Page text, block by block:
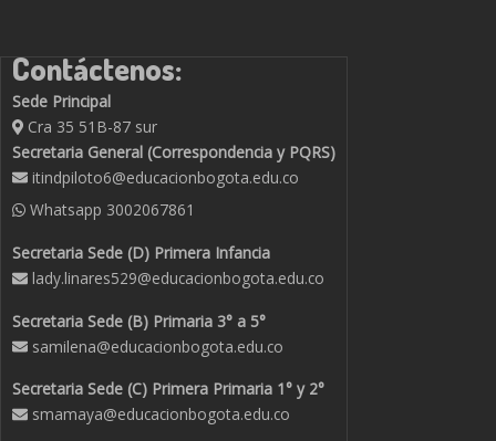
Contáctenos:
Sede Principal
Cra 35 51B-87 sur
Secretaria General (Correspondencia y PQRS)
itindpiloto6@educacionbogota.edu.co
Whatsapp 3002067861
Secretaria Sede (D) Primera Infancia
lady.linares529@educacionbogota.edu.co
Secretaria Sede (B) Primaria 3° a 5°
samilena@educacionbogota.edu.co
Secretaria Sede (C) Primera Primaria 1° y 2°
smamaya@educacionbogota.edu.co